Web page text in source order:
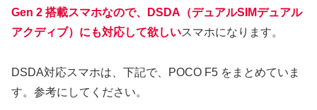
Gen 2 搭載スマホなので、DSDA（デュアルSIMデュアル
アクディブ）にも対応して欲しいスマホになります。
DSDA対応スマホは、下記で、POCO F5 をまとめていま
す。参考にしてください。